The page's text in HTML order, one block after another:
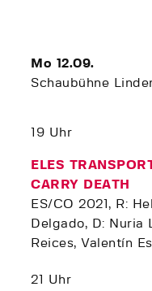
Mo 12.09.
Schaubühne
19 Uhr
ELES
CARRY DEATH
ES/CO 2021, R:
Delgado, D: Nuria
Reices, Valentín
21 Uhr